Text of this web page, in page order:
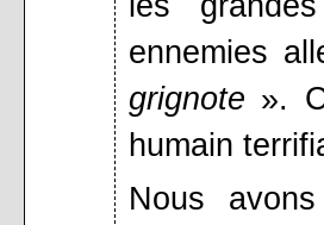
ennemies
grignote ».
humain
Nous